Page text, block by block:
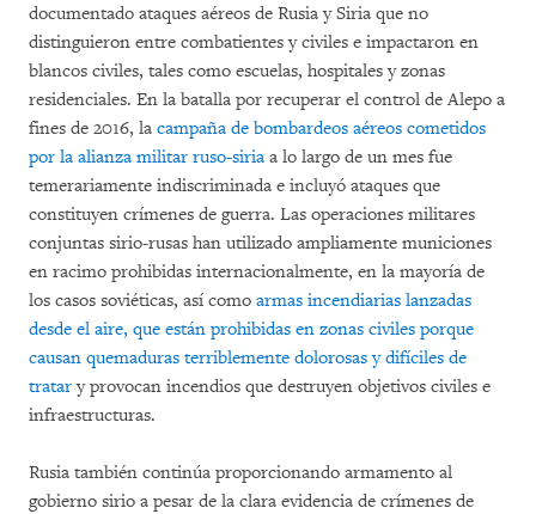
documentado ataques aéreos de Rusia y Siria que no
distinguieron entre combatientes y civiles e impactaron en
blancos civiles, tales como escuelas, hospitales y zonas
residenciales. En la batalla por recuperar el control de Alepo a
fines de 2016, la campaña de bombardeos aéreos cometidos
por la alianza militar ruso-siria a lo largo de un mes fue
temerariamente indiscriminada e incluyó ataques que
constituyen crímenes de guerra. Las operaciones militares
conjuntas sirio-rusas han utilizado ampliamente municiones
en racimo prohibidas internacionalmente, en la mayoría de
los casos soviéticas, así como armas incendiarias lanzadas
desde el aire, que están prohibidas en zonas civiles porque
causan quemaduras terriblemente dolorosas y difíciles de
tratary provocan incendios que destruyen objetivos civiles e
infraestructuras.
Rusia también continúa proporcionando armamento al
gobierno sirio a pesar de la clara evidencia de crímenes de